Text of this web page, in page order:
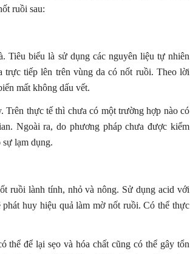
ruồi sau:
Tiêu biểu là sử dụng các nguyên liệu tự nhiên
trực tiếp lên trên vùng da có nốt ruồi. Theo lời
mất không dấu vết.
Trên thực tế thì chưa có một trường hợp nào có
Ngoài ra, do phương pháp chưa được kiểm
sự lạm dụng.
ruồi lành tính, nhỏ và nông. Sử dụng acid với
huy hiệu quả làm mờ nốt ruồi. Có thể thực
thể để lại sẹo và hóa chất cũng có thể gây tổn